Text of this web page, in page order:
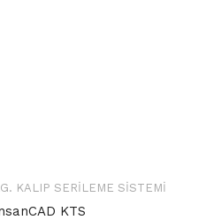
KALIP SERILEME SISTEMI
KTS